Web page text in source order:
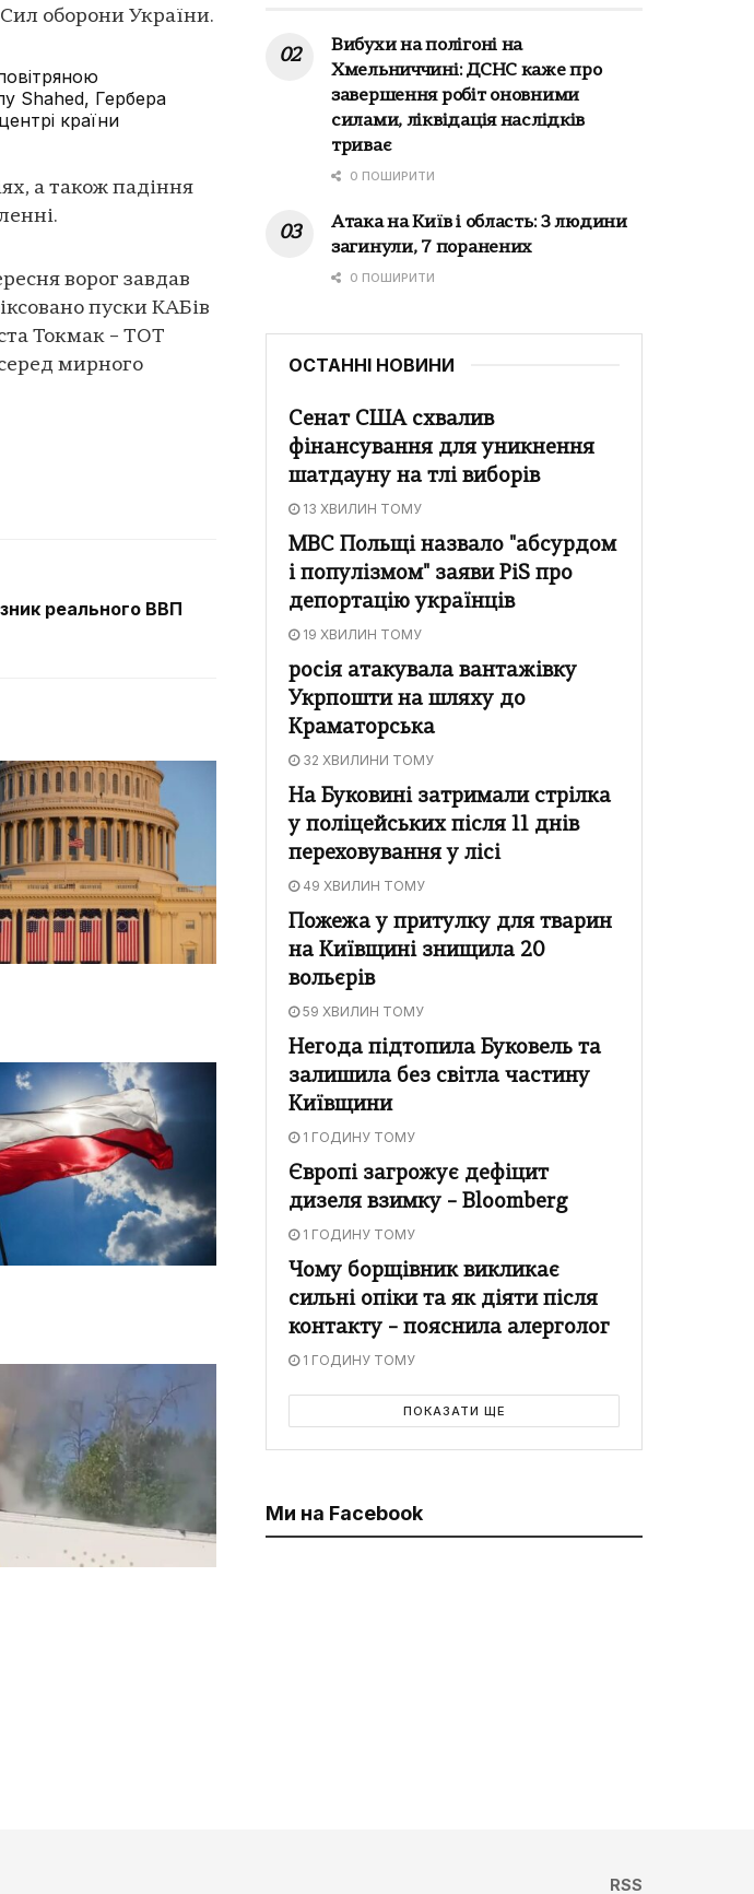
оборони України.
Shahed, Гербера
країни
а також падіння
ворог завдав
пуски КАБів
Токмак – ТОТ
мирного
реального ВВП
Вибухи на полігоні на
Хмельниччині: ДСНС каже про
завершення робіт оновними
силами, ліквідація наслідків
триває
0 ПОШИРИТИ
Атака на Київ і область: 3 людини
загинули, 7 поранених
0 ПОШИРИТИ
ОСТАННІ НОВИНИ
Сенат США схвалив
фінансування для уникнення
шатдауну на тлі виборів
13 ХВИЛИН ТОМУ
МВС Польщі назвало "абсурдом
і популізмом" заяви PiS про
депортацію українців
19 ХВИЛИН ТОМУ
росія атакувала вантажівку
Укрпошти на шляху до
Краматорська
32 ХВИЛИНИ ТОМУ
На Буковині затримали стрілка
у поліцейських після 11 днів
переховування у лісі
49 ХВИЛИН ТОМУ
Пожежа у притулку для тварин
на Київщині знищила 20
вольєрів
59 ХВИЛИН ТОМУ
Негода підтопила Буковель та
залишила без світла частину
Київщини
1 ГОДИНУ ТОМУ
Європі загрожує дефіцит
дизеля взимку – Bloomberg
1 ГОДИНУ ТОМУ
Чому борщівник викликає
сильні опіки та як діяти після
контакту – пояснила алерголог
1 ГОДИНУ ТОМУ
ПОКАЗАТИ ЩЕ
Ми на Facebook
RSS